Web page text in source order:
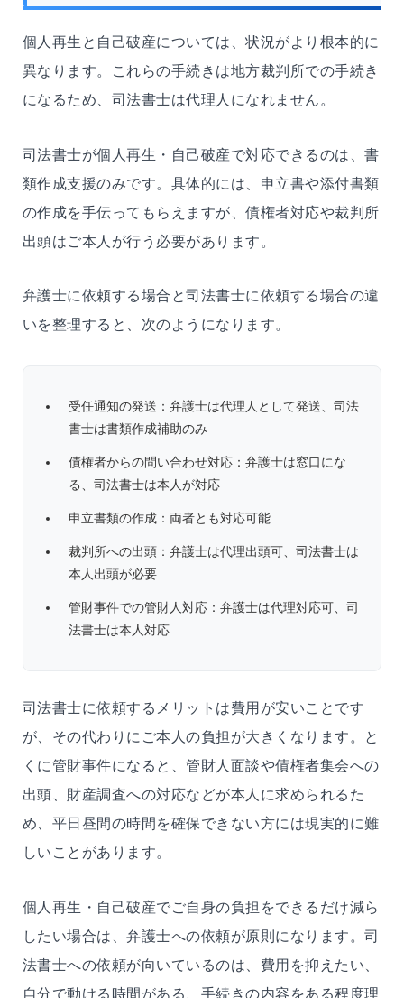
個人再生と自己破産については、状況がより根本的に
異なります。これらの手続きは地方裁判所での手続き
になるため、司法書士は代理人になれません。
司法書士が個人再生・自己破産で対応できるのは、書
類作成支援のみです。具体的には、申立書や添付書類
の作成を手伝ってもらえますが、債権者対応や裁判所
出頭はご本人が行う必要があります。
弁護士に依頼する場合と司法書士に依頼する場合の違
いを整理すると、次のようになります。
受任通知の発送：弁護士は代理人として発送、司法
書士は書類作成補助のみ
債権者からの問い合わせ対応：弁護士は窓口にな
る、司法書士は本人が対応
申立書類の作成：両者とも対応可能
裁判所への出頭：弁護士は代理出頭可、司法書士は
本人出頭が必要
管財事件での管財人対応：弁護士は代理対応可、司
法書士は本人対応
司法書士に依頼するメリットは費用が安いことです
が、その代わりにご本人の負担が大きくなります。と
くに管財事件になると、管財人面談や債権者集会への
出頭、財産調査への対応などが本人に求められるた
め、平日昼間の時間を確保できない方には現実的に難
しいことがあります。
個人再生・自己破産でご自身の負担をできるだけ減ら
したい場合は、弁護士への依頼が原則になります。司
法書士への依頼が向いているのは、費用を抑えたい、
自分で動ける時間がある、手続きの内容をある程度理